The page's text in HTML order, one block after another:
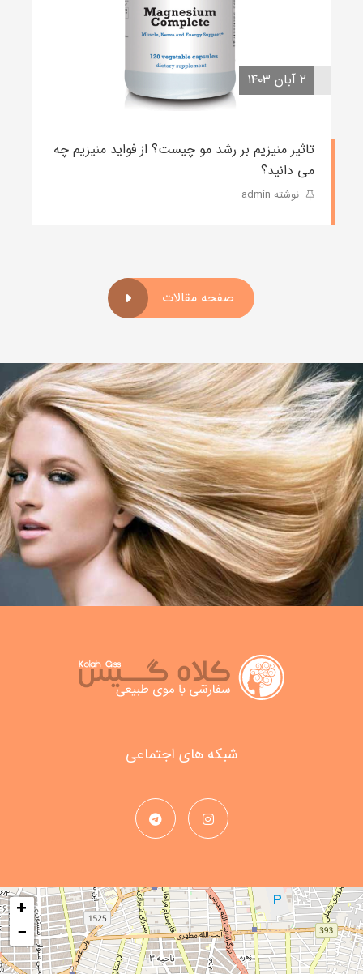
۲ آبان ۱۴۰۳
تاثیر منیزیم بر رشد مو چیست؟ از فواید منیزیم چه
می دانید؟
نوشته admin
صفحه مقالات
شبکه های اجتماعی
+
−